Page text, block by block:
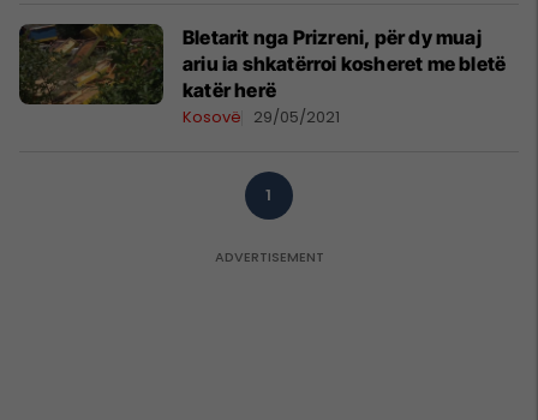
Bletarit nga Prizreni, për dy muaj
ariu ia shkatërroi kosheret me bletë
katër herë
Kosovë 29/05/2021
1